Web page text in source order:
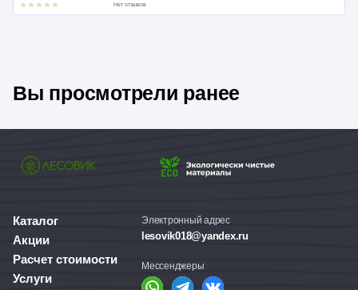
Нет отзывов
Вы просмотрели ранее
Каталог
Акции
Расчет стоимости
Услуги
Электронный адрес
lesovik018@yandex.ru
Мессенджеры